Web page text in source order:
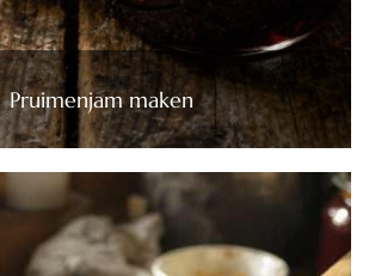
Pruimenjam maken